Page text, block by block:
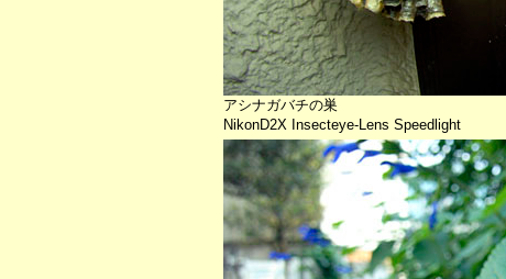
アシナガバチの巣
NikonD2X Insecteye-Lens Speedlight